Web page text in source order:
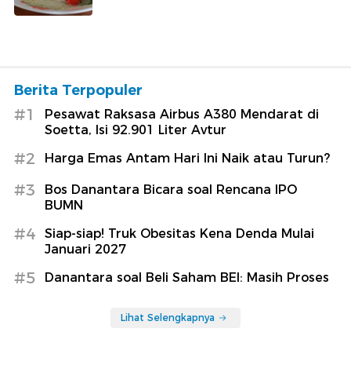
Berita Terpopuler
#1
Pesawat Raksasa Airbus A380 Mendarat di
Soetta, Isi 92.901 Liter Avtur
#2 Harga Emas Antam Hari Ini Naik atau Turun?
#3
Bos Danantara Bicara soal Rencana IPO
BUMN
#4
Siap-siap! Truk Obesitas Kena Denda Mulai
Januari 2027
#5 Danantara soal Beli Saham BEI: Masih Proses
Lihat Selengkapnya